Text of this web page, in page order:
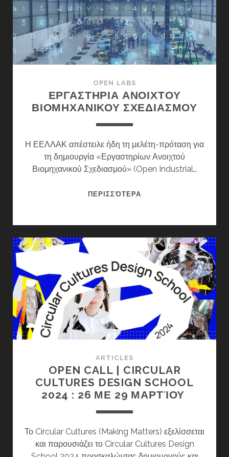
ΛΎΣΗ
OPEN LABS
ΕΡΓΑΣΤΗΡΙΑ ΑΝΟΙΧΤΟΥ
ΒΙΟΜΗΧΑΝΙΚΟΥ ΣΧΕΔΙΑΣΜΟΥ
Η ΕΕΛΛΑΚ απέστειλε ήδη τη μελέτη-πρόταση για
τη δημιουργία «Εργαστηρίων Ανοιχτού
Βιομηχανικού Σχεδιασμού» (Open Industrial…
ΠΕΡΙΣΣΌΤΕΡΑΕΡΓΑΣΤΗΡΙΑ
ARTICLES
OPEN CALL | CIRCULAR
CULTURES DESIGN SCHOOL
2024 : 26 ΜΕ 29 ΜΑΡΤΊΟΥ
Το Circular Cultures (Making Matters) εξελίσσεται
και παρουσιάζει το Circular Cultures Design